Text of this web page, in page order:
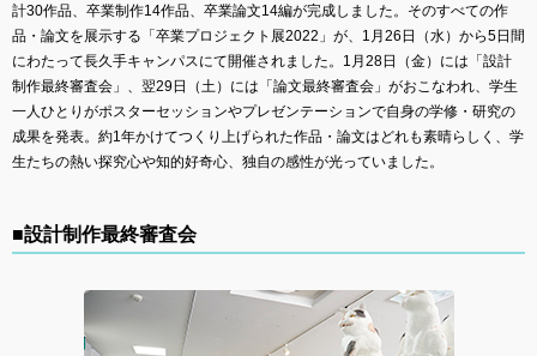
計30作品、卒業制作14作品、卒業論文14編が完成しました。そのすべての作
品・論文を展示する「卒業プロジェクト展2022」が、1月26日（水）から5日間
にわたって長久手キャンパスにて開催されました。1月28日（金）には「設計
制作最終審査会」、翌29日（土）には「論文最終審査会」がおこなわれ、学生
一人ひとりがポスターセッションやプレゼンテーションで自身の学修・研究の
成果を発表。約1年かけてつくり上げられた作品・論文はどれも素晴らしく、学
生たちの熱い探究心や知的好奇心、独自の感性が光っていました。
■設計制作最終審査会